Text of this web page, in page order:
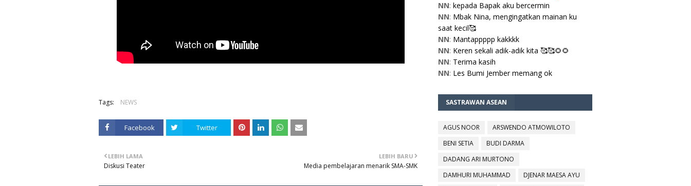
Tags: NEWS
Facebook Twitter
LEBIH BARU
Media pembelajaran menarik SMA-SMK
LEBIH LAMA
Diskusi Teater
NN: kepada Bapak aku bercermin
NN: Mbak Nina, mengingatkan mainan ku
saat kecil🥰
NN: Mantappppp kakkkk
NN: Keren sekali adik-adik kita 🥰🥰🌻🌻
NN: Terima kasih
NN: Les Bumi Jember memang ok
SASTRAWAN ASEAN
AGUS NOOR
ARSWENDO ATMOWILOTO
BENI SETIA
BUDI DARMA
DADANG ARI MURTONO
DAMHURI MUHAMMAD
DJENAR MAESA AYU